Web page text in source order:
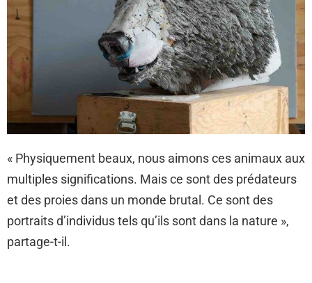
« Physiquement beaux, nous aimons ces animaux aux
multiples significations. Mais ce sont des prédateurs
et des proies dans un monde brutal. Ce sont des
portraits d’individus tels qu’ils sont dans la nature »,
partage-t-il.